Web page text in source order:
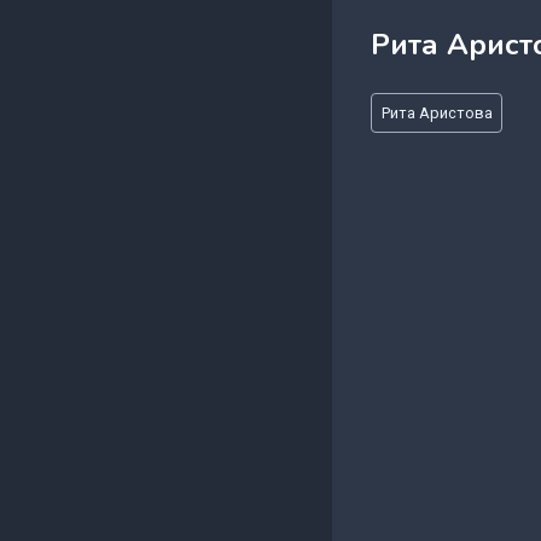
Рита
Метки
записи:
Рита Аристова